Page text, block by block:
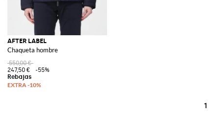
AFTER LABEL
Chaqueta hombre
550,00 €
247,50 €
-55%
1